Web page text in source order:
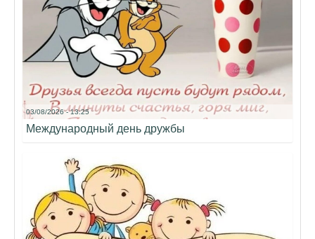
03/08/2026 - 13:25
Международный день дружбы